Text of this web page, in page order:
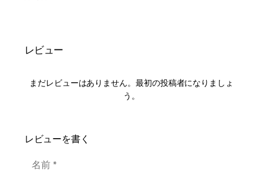
レビュー
まだレビューはありません。最初の投稿者になりましょ
う。
レビューを書く